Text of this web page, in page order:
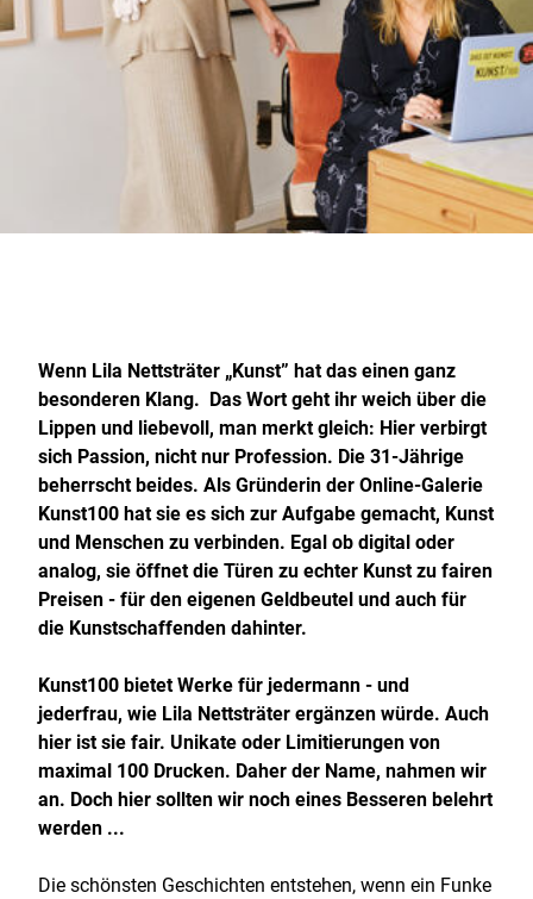
Wenn Lila Nettsträter „Kunst” hat das einen ganz
besonderen Klang. Das Wort geht ihr weich über die
Lippen und liebevoll, man merkt gleich: Hier verbirgt
sich Passion, nicht nur Profession. Die 31-Jährige
beherrscht beides. Als Gründerin der Online-Galerie
Kunst100 hat sie es sich zur Aufgabe gemacht, Kunst
und Menschen zu verbinden. Egal ob digital oder
analog, sie öffnet die Türen zu echter Kunst zu fairen
Preisen - für den eigenen Geldbeutel und auch für
die Kunstschaffenden dahinter.
Kunst100 bietet Werke für jedermann - und
jederfrau, wie Lila Nettsträter ergänzen würde. Auch
hier ist sie fair. Unikate oder Limitierungen von
maximal 100 Drucken. Daher der Name, nahmen wir
an. Doch hier sollten wir noch eines Besseren belehrt
werden ...
Die schönsten Geschichten entstehen, wenn ein Funke